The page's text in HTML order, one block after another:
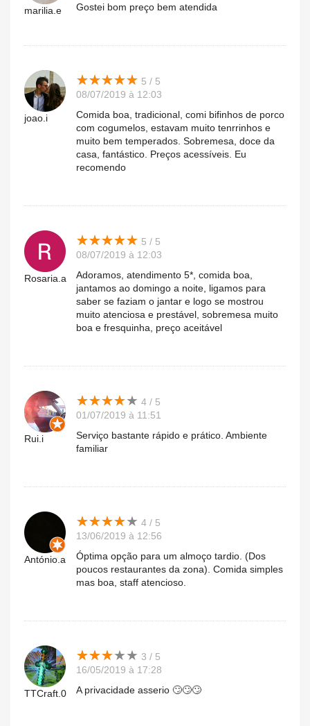
marilia.e
Gostei bom preço bem atendida
joao.i
★★★★★
★★★★★ 5 / 5
08/07/2019 à 12:03
Comida boa, tradicional, comi bifinhos de porco
com cogumelos, estavam muito tenrrinhos e
muito bem temperados. Sobremesa, doce da
casa, fantástico. Preços acessíveis. Eu
recomendo
Rosaria.a
★★★★★
★★★★★ 5 / 5
08/07/2019 à 12:03
Adoramos, atendimento 5*, comida boa,
jantamos ao domingo a noite, ligamos para
saber se faziam o jantar e logo se mostrou
muito atenciosa e prestável, sobremesa muito
boa e fresquinha, preço aceitável
Rui.i
★★★★★
★★★★★ 4 / 5
01/07/2019 à 11:51
Serviço bastante rápido e prático. Ambiente
familiar
António.a
★★★★★
★★★★★ 4 / 5
13/06/2019 à 12:56
Óptima opção para um almoço tardio. (Dos
poucos restaurantes da zona). Comida simples
mas boa, staff atencioso.
TTCraft.0
★★★★★
★★★★★ 3 / 5
16/05/2019 à 17:28
A privacidade asserio 🙄🙄🙄